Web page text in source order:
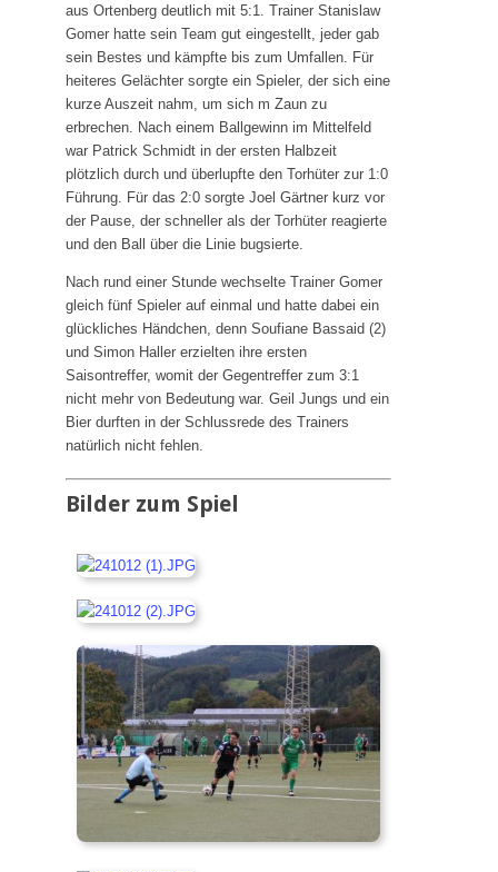
aus Ortenberg deutlich mit 5:1. Trainer Stanislaw
Gomer hatte sein Team gut eingestellt, jeder gab
sein Bestes und kämpfte bis zum Umfallen. Für
heiteres Gelächter sorgte ein Spieler, der sich eine
kurze Auszeit nahm, um sich m Zaun zu
erbrechen. Nach einem Ballgewinn im Mittelfeld
war Patrick Schmidt in der ersten Halbzeit
plötzlich durch und überlupfte den Torhüter zur 1:0
Führung. Für das 2:0 sorgte Joel Gärtner kurz vor
der Pause, der schneller als der Torhüter reagierte
und den Ball über die Linie bugsierte.
Nach rund einer Stunde wechselte Trainer Gomer
gleich fünf Spieler auf einmal und hatte dabei ein
glückliches Händchen, denn Soufiane Bassaid (2)
und Simon Haller erzielten ihre ersten
Saisontreffer, womit der Gegentreffer zum 3:1
nicht mehr von Bedeutung war. Geil Jungs und ein
Bier durften in der Schlussrede des Trainers
natürlich nicht fehlen.
Bilder zum Spiel